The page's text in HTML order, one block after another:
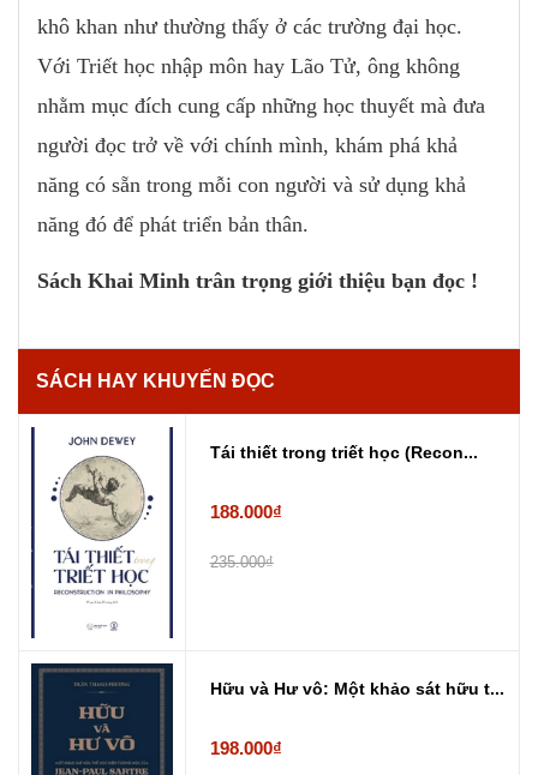
khô khan như thường thấy ở các trường đại học.
Với Triết học nhập môn hay Lão Tử, ông không
nhằm mục đích cung cấp những học thuyết mà đưa
người đọc trở về với chính mình, khám phá khả
năng có sẵn trong mỗi con người và sử dụng khả
năng đó để phát triển bản thân.
Sách Khai Minh trân trọng giới thiệu bạn đọc !
SÁCH HAY KHUYẾN ĐỌC
Tái thiết trong triết học (Recon...
188.000₫
235.000₫
Hữu và Hư vô: Một khảo sát hữu t...
198.000₫